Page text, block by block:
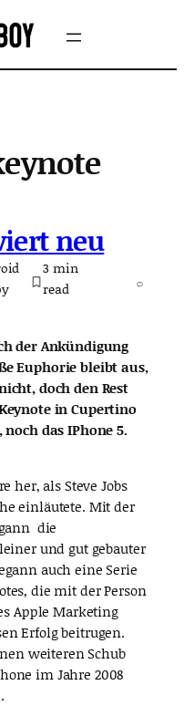
neu
3 min
read
der Ankündigung
Euphorie bleibt aus,
doch den Rest
in Cupertino
das IPhone 5.
her, als Steve Jobs
einläutete. Mit der
die
und gut gebauter
auch eine Serie
die mit der Person
Apple Marketing
Erfolg beitrugen.
weiteren Schub
im Jahre 2008